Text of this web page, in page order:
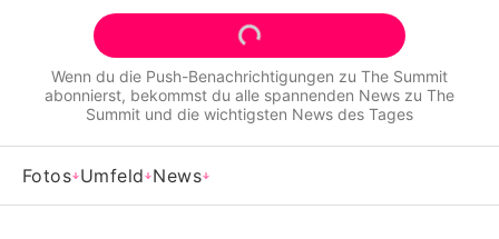
Jobs
App runterladen
Team
Impressum
Wenn du die Push-Benachrichtigungen zu The Summit
abonnierst, bekommst du alle spannenden News zu The
Summit und die wichtigsten News des Tages
Fotos Umfeld News